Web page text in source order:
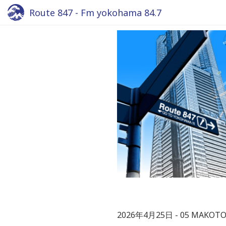
Route 847 - Fm yokohama 84.7
2026年4月25日 05